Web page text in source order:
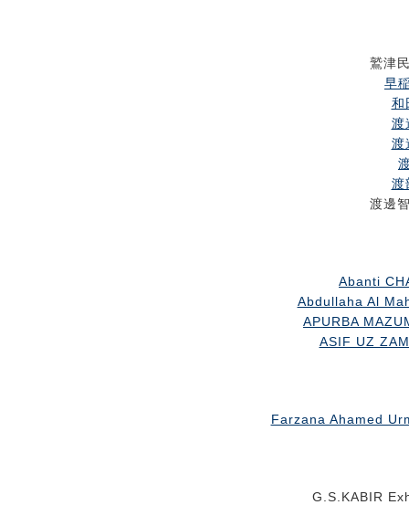
鷲津
早
和
渡
渡
渡
渡邊
Abanti
Abdullaha Al
APURBA
ASIF UZ
Farzana Ahamed
G.S.KABIR